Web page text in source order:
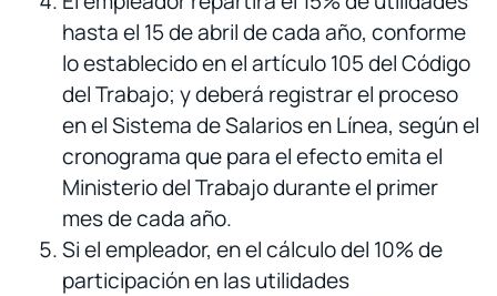
hasta el 15 de abril de cada año, conforme
lo establecido en el artículo 105 del Código
del Trabajo; y deberá registrar el proceso
en el Sistema de Salarios en Línea, según el
cronograma que para el efecto emita el
Ministerio del Trabajo durante el primer
mes de cada año.
Si el empleador, en el cálculo del 10% de
participación en las utilidades